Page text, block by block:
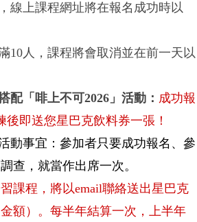
線上課程網址將在報名成功時以
10人，課程將會取消並在前一天以
配「啡上不可2026」活動： 成功報
即送您星巴克飲料券一張！
動事宜：參加者只要成功報名、參
查，就當作出席一次。
課程，將以email聯絡送出星巴克
額）。每半年結算一次，上半年